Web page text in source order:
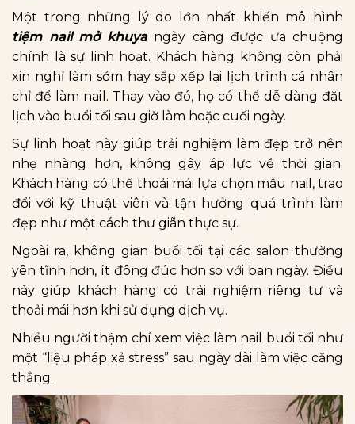
Một trong những lý do lớn nhất khiến mô hình
tiệm nail mở khuyangày càng được ưa chuộng
chính là sự linh hoạt. Khách hàng không còn phải
xin nghỉ làm sớm hay sắp xếp lại lịch trình cá nhân
chỉ để làm nail. Thay vào đó, họ có thể dễ dàng đặt
lịch vào buổi tối sau giờ làm hoặc cuối ngày.
Sự linh hoạt này giúp trải nghiệm làm đẹp trở nên
nhẹ nhàng hơn, không gây áp lực về thời gian.
Khách hàng có thể thoải mái lựa chọn mẫu nail, trao
đổi với kỹ thuật viên và tận hưởng quá trình làm
đẹp như một cách thư giãn thực sự.
Ngoài ra, không gian buổi tối tại các salon thường
yên tĩnh hơn, ít đông đúc hơn so với ban ngày. Điều
này giúp khách hàng có trải nghiệm riêng tư và
thoải mái hơn khi sử dụng dịch vụ.
Nhiều người thậm chí xem việc làm nail buổi tối như
một “liệu pháp xả stress” sau ngày dài làm việc căng
thẳng.